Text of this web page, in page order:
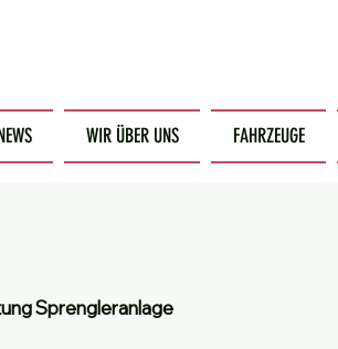
WIR ÜBER UNS FAHRZEUGE
Sprengleranlage